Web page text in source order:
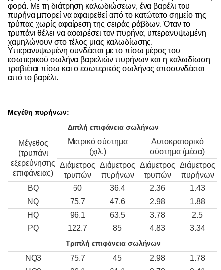
φορά. Με τη διάτρηση καλωδιώσεων, ένα βαρέλι του
πυρήνα μπορεί να αφαιρεθεί από το κατώτατο σημείο της
τρύπας χωρίς αφαίρεση της σειράς ράβδων. Όταν το
τρυπάνι θέλει να αφαιρέσει τον πυρήνα, υπερανυψωμένη
χαμηλώνουν στο τέλος μιας καλωδίωσης.
Υπερανυψωμένη συνδέεται με το πίσω μέρος του
εσωτερικού σωλήνα βαρελιών πυρήνων και η καλωδίωση
τραβιέται πίσω και ο εσωτερικός σωλήνας αποσυνδέεται
από το βαρέλι.
Μεγέθη πυρήνων:
Διπλή επιφάνεια σωλήνων
Μέγεθος
(τρυπάνι
εξερεύνησης
επιφάνειας)
Μετρικό σύστημα
(χιλ.)
Αυτοκρατορικό
σύστημα (μέσα)
Διάμετρος
τρυπών
Διάμετρος
πυρήνων
Διάμετρος
τρυπών
Διάμετρος
πυρήνων
BQ
60 36.4 2.36
1.43
NQ
75.7 47.6 2.98
1.88
HQ
96.1 63.5 3.78
2.5
PQ
122.7 85 4.83 3.34
Τριπλή επιφάνεια σωλήνων
NQ3 75.7 45 2.98
1.78